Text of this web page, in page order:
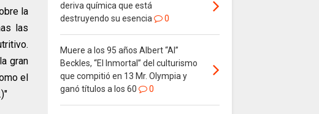
la
las
gran
el
deriva química que está
destruyendo su esencia
0
Muere a los 95 años Albert “Al”
Beckles, “El Inmortal” del culturismo
que compitió en 13 Mr. Olympia y
ganó títulos a los 60
0